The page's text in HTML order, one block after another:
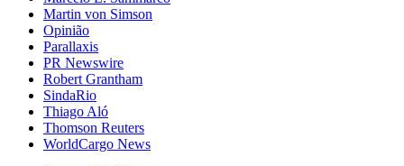
Martin von Simson
Opinião
Parallaxis
PR Newswire
Robert Grantham
SindaRio
Thiago Aló
Thomson Reuters
WorldCargo News